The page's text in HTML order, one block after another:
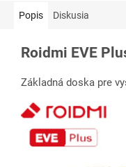
Popis Diskusia
Roidmi EVE
Základná doska pre